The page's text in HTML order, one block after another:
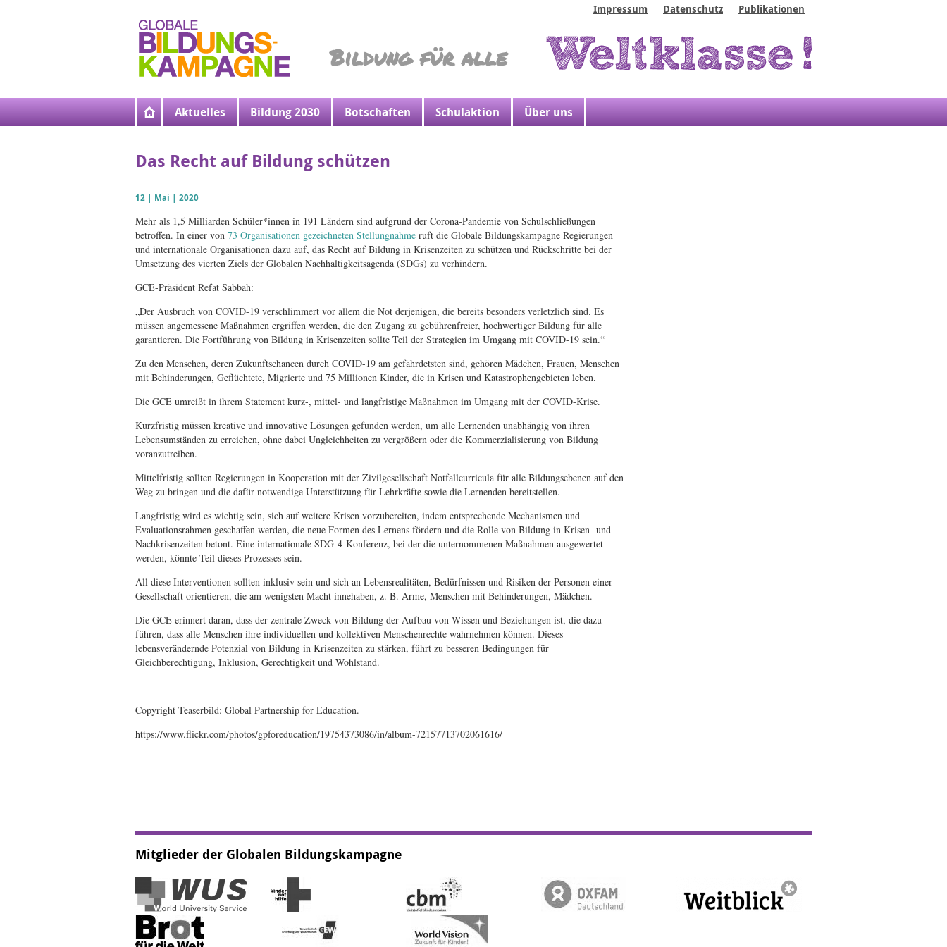
Kopfbereich
Impressum Datenschutz Publikationen
Bildung für alle
Aktuelles Bildung 2030 Botschaften Schulaktion Über uns
Das Recht auf Bildung schützen
12 | Mai | 2020
Mehr als 1,5 Milliarden Schüler*innen in 191 Ländern sind aufgrund der Corona-Pandemie von Schulschließungen
betroffen. In einer von 73 Organisationen gezeichneten Stellungnahme ruft die Globale Bildungskampagne Regierungen
und internationale Organisationen dazu auf, das Recht auf Bildung in Krisenzeiten zu schützen und Rückschritte bei der
Umsetzung des vierten Ziels der Globalen Nachhaltigkeitsagenda (SDGs) zu verhindern.
GCE-Präsident Refat Sabbah:
„Der Ausbruch von COVID-19 verschlimmert vor allem die Not derjenigen, die bereits besonders verletzlich sind. Es
müssen angemessene Maßnahmen ergriffen werden, die den Zugang zu gebührenfreier, hochwertiger Bildung für alle
garantieren. Die Fortführung von Bildung in Krisenzeiten sollte Teil der Strategien im Umgang mit COVID-19 sein.“
Zu den Menschen, deren Zukunftschancen durch COVID-19 am gefährdetsten sind, gehören Mädchen, Frauen, Menschen
mit Behinderungen, Geflüchtete, Migrierte und 75 Millionen Kinder, die in Krisen und Katastrophengebieten leben.
Die GCE umreißt in ihrem Statement kurz-, mittel- und langfristige Maßnahmen im Umgang mit der COVID-Krise.
Kurzfristig müssen kreative und innovative Lösungen gefunden werden, um alle Lernenden unabhängig von ihren
Lebensumständen zu erreichen, ohne dabei Ungleichheiten zu vergrößern oder die Kommerzialisierung von Bildung
voranzutreiben.
Mittelfristig sollten Regierungen in Kooperation mit der Zivilgesellschaft Notfallcurricula für alle Bildungsebenen auf den
Weg zu bringen und die dafür notwendige Unterstützung für Lehrkräfte sowie die Lernenden bereitstellen.
Langfristig wird es wichtig sein, sich auf weitere Krisen vorzubereiten, indem entsprechende Mechanismen und
Evaluationsrahmen geschaffen werden, die neue Formen des Lernens fördern und die Rolle von Bildung in Krisen- und
Nachkrisenzeiten betont. Eine internationale SDG-4-Konferenz, bei der die unternommenen Maßnahmen ausgewertet
werden, könnte Teil dieses Prozesses sein.
All diese Interventionen sollten inklusiv sein und sich an Lebensrealitäten, Bedürfnissen und Risiken der Personen einer
Gesellschaft orientieren, die am wenigsten Macht innehaben, z. B. Arme, Menschen mit Behinderungen, Mädchen.
Die GCE erinnert daran, dass der zentrale Zweck von Bildung der Aufbau von Wissen und Beziehungen ist, die dazu
führen, dass alle Menschen ihre individuellen und kollektiven Menschenrechte wahrnehmen können. Dieses
lebensverändernde Potenzial von Bildung in Krisenzeiten zu stärken, führt zu besseren Bedingungen für
Gleichberechtigung, Inklusion, Gerechtigkeit und Wohlstand.
Copyright Teaserbild: Global Partnership for Education.
https://www.flickr.com/photos/gpforeducation/19754373086/in/album-72157713702061616/
Mitglieder der Globalen Bildungskampagne